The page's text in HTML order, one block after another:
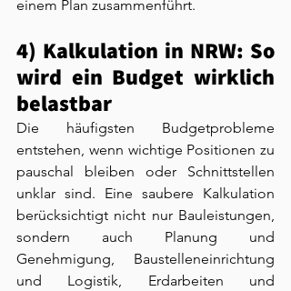
einem Plan zusammenführt.
4) Kalkulation in NRW: So
wird ein Budget wirklich
belastbar
Die häufigsten Budgetprobleme
entstehen, wenn wichtige Positionen zu
pauschal bleiben oder Schnittstellen
unklar sind. Eine saubere Kalkulation
berücksichtigt nicht nur Bauleistungen,
sondern auch Planung und
Genehmigung, Baustelleneinrichtung
und Logistik, Erdarbeiten und